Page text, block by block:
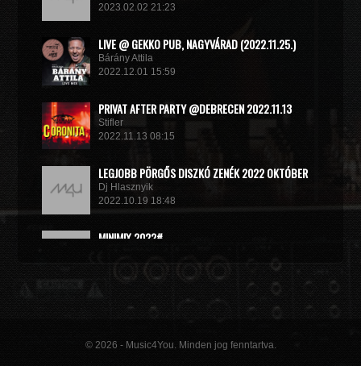
2023.02.02 21:23
LIVE @ GEKKO PUB, NAGYVÁRAD (2022.11.25.)
Bárány Attila
2022.12.01 15:59
PRIVAT AFTER PARTY @DEBRECEN 2022.11.13
Stifler
2022.11.13 08:15
LEGJOBB PÖRGŐS DISZKÓ ZENÉK 2022 OKTÓBER
Dj Hlasznyik
2022.10.19 18:48
MINIMIX 2022#
2022.09.02 10:40
© 2026 - Music4You. Minden jog fenntartva.